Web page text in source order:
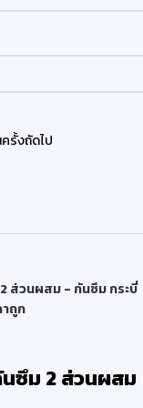
รั้งถัดไป
ซึม 2 ส่วนผสม